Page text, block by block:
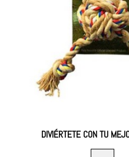
DIVIÉRTETE CON TU